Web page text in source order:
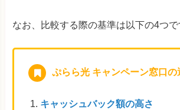
なお、比較する際の基準は以下の4つで
ぷらら光 キャンペーン窓口の
キャッシュバック額の高さ